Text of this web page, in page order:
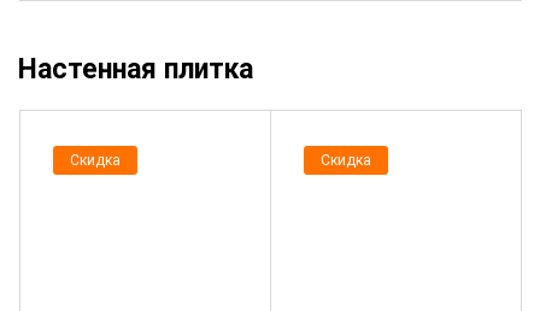
Настенная плитка
Скидка Скидка